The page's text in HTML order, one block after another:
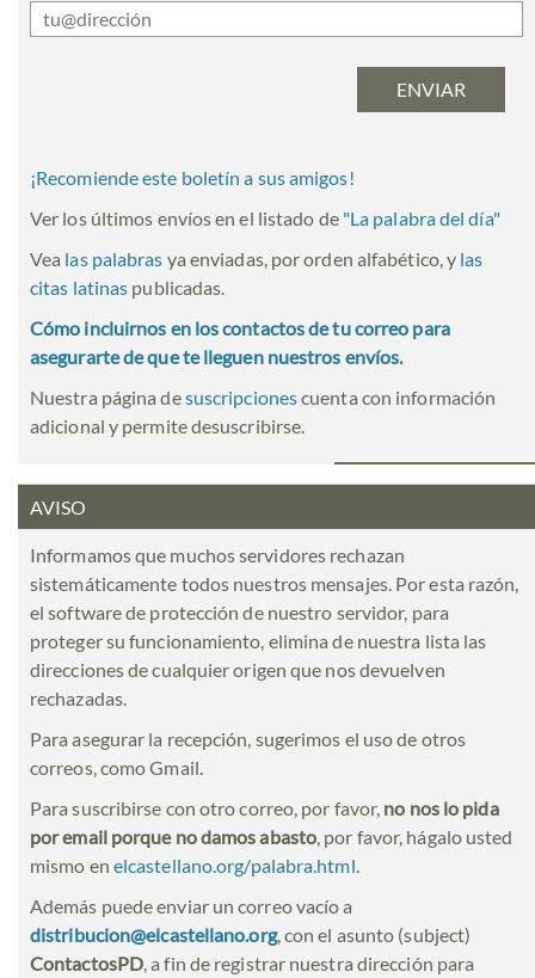
¡Recomiende este boletín a sus amigos!
Ver los últimos envíos en el listado de "La palabra del día"
Vea las palabras ya enviadas, por orden alfabético, y las
citas latinas publicadas.
Cómo incluirnos en los contactos de tu correo para
asegurarte de que te lleguen nuestros envíos.
Nuestra página desuscripcionescuenta con información
adicional y permite desuscribirse.
AVISO
Informamos que muchos servidores rechazan
sistemáticamente todos nuestros mensajes. Por esta razón,
el software de protección de nuestro servidor, para
proteger su funcionamiento, elimina de nuestra lista las
direcciones de cualquier origen que nos devuelven
rechazadas.
Para asegurar la recepción, sugerimos el uso de otros
correos, como Gmail.
Para suscribirse con otro correo, por favor, no nos lo pida
por email porque no damos abasto, por favor, hágalo usted
mismo en elcastellano.org/palabra.html.
Además puede enviar un correo vacío a
distribucion@elcastellano.org, con el asunto (subject)
ContactosPD, a fin de registrar nuestra dirección para